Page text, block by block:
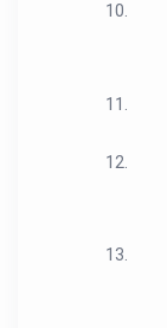
10.
11.
12.
13.